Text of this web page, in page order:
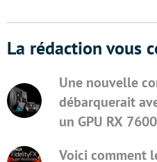
La rédaction vous
Une nouvelle
débarquerait
un GPU RX 7600
Voici comment